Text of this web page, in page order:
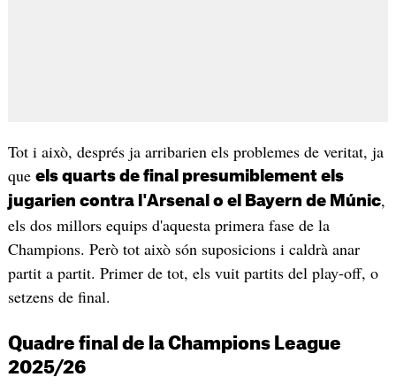
Tot i això, després ja arribarien els problemes de veritat, ja
que els quarts de final presumiblement els
jugarien contra l'Arsenal o el Bayern de Múnic,
els dos millors equips d'aquesta primera fase de la
Champions. Però tot això són suposicions i caldrà anar
partit a partit. Primer de tot, els vuit partits del play-off, o
setzens de final.
Quadre final de la Champions League
2025/26